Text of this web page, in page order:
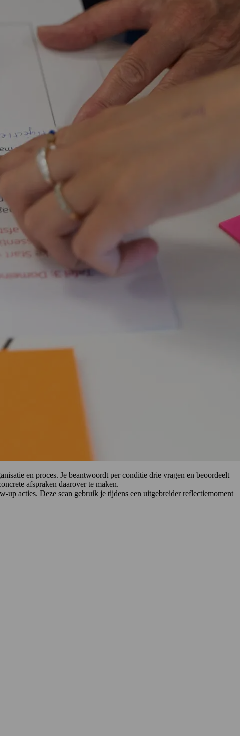
en proces. Je beantwoordt per conditie drie vragen en beoordeelt
afspraken daarover te maken.
acties. Deze scan gebruik je tijdens een uitgebreider reflectiemoment